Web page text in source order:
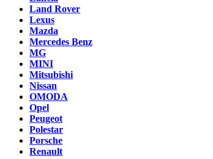
Land Rover
Lexus
Mazda
Mercedes Benz
MG
MINI
Mitsubishi
Nissan
OMODA
Opel
Peugeot
Polestar
Porsche
Renault